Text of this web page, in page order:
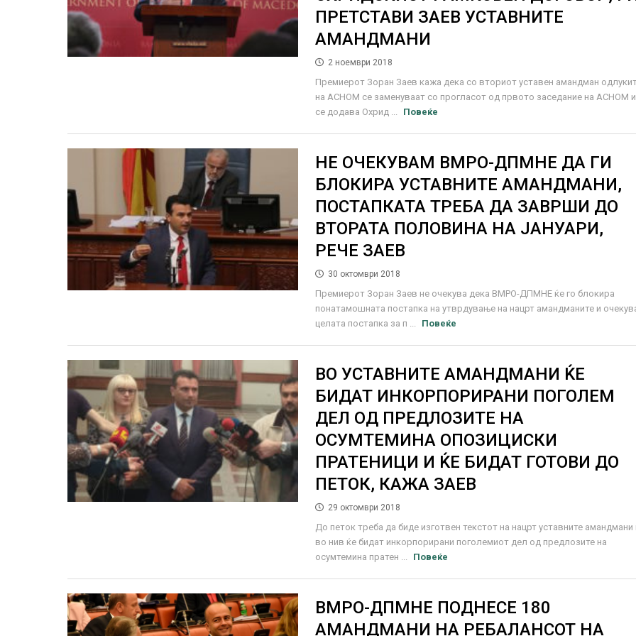
ПРЕТСТАВИ ЗАЕВ УСТАВНИТЕ
АМАНДМАНИ
2 ноември 2018
Премиерот Зоран Заев кажа дека со вториот уставен амандман
на АСНОМ се заменуваат со прогласот од првото заседание на АСНОМ и
се додава Охрид ...
Повеќе
НЕ ОЧЕКУВАМ ВМРО-ДПМНЕ ДА ГИ
БЛОКИРА УСТАВНИТЕ АМАНДМАНИ,
ПОСТАПКАТА ТРЕБА ДА ЗАВРШИ ДО
ВТОРАТА ПОЛОВИНА НА ЈАНУАРИ,
РЕЧЕ ЗАЕВ
30 октомври 2018
Премиерот Зоран Заев не очекува дека ВМРО-ДПМНЕ ќе го блокира
понатамошната постапка на утврдување на нацрт амандманите и
целата постапка за п ...
Повеќе
ВО УСТАВНИТЕ АМАНДМАНИ ЌЕ
БИДАТ ИНКОРПОРИРАНИ ПОГОЛЕМ
ДЕЛ ОД ПРЕДЛОЗИТЕ НА
ОСУМТЕМИНА ОПОЗИЦИСКИ
ПРАТЕНИЦИ И ЌЕ БИДАТ ГОТОВИ ДО
ПЕТОК, КАЖА ЗАЕВ
29 октомври 2018
До петок треба да биде изготвен текстот на нацрт уставните амандмани
во нив ќе бидат инкорпорирани поголемиот дел од предлозите на
осумтемина пратен ...
Повеќе
ВМРО-ДПМНЕ ПОДНЕСЕ 180
АМАНДМАНИ НА РЕБАЛАНСОТ НА